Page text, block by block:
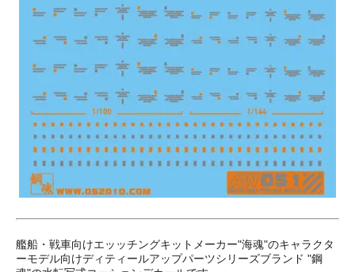
艦船・戦車向けエッッチングキットメーカー"海魂"のキャラクタ
ーモデル向けディティールアップパーツシリーズブランド "鋼